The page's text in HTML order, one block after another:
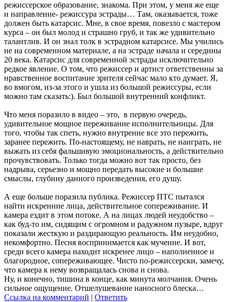
режиссерское образование, знакома. При этом, у меня же еще
и направление- режиссура эстрады… Там, оказывается, тоже
должен быть катарсис. Мне, в свое время, повезло с мастером
курса – он был молод и страшно груб, и так же удивительно
талантлив. И он знал толк в эстрадном катарсисе. Мы учились
не на современном материале, а на эстраде начала и середины
20 века. Катарсис для современной эстрады исключительно
редкое явление. О том, что режиссер и артист ответственны за
нравственное воспитание зрителя сейчас мало кто думает. Я,
во вмогом, из-за этого и ушла из большой режиссуры, если
можно там сказать:). Был большой внутренний конфликт.
Что меня поразило в видео – это, в первую очередь,
удивительное мощное переживание исполнительницы. Для
того, чтобы так спеть, нужно внутренне все это пережить,
заранее пережить. По-настоящему, не наврать, не наиграть, не
выжать из себя фальшивую эмоциональность, а действительно
прочувствовать. Только тогда можно вот так просто, без
надрыва, серьезно и мощно передать высокие и большие
смыслы, глубину данного произведения, его душу.
А еще больше поразила публика. Режиссер ПТС пытался
найти искренние лица, действительное сопереживание. И
камера ездит в этом потоке. А на лицах людей неудобство –
как буд-то им, сидящим с огромном и радужном пузыре, вдруг
показали жесткую и раздирающую реальность. Им неудобно,
некомфортно. Песня воспринимается как мучение. И вот,
среди всего камера находит искренее лицо – наполненное и
благородное, сопереживающее. Чисто по-режиссерски, замечу,
что камера к нему возвращалась снова и снова.
Ну, и конечно, тишина в конце, как минута молчания. Очень
сильное ощущение. Отшелушевание наносного блеска…
Ссылка на комментарий | Ответить